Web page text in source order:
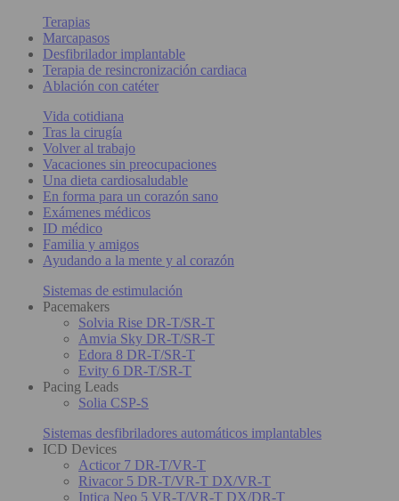
Terapias
Marcapasos
Desfibrilador implantable
Terapia de resincronización cardiaca
Ablación con catéter
Vida cotidiana
Tras la cirugía
Volver al trabajo
Vacaciones sin preocupaciones
Una dieta cardiosaludable
En forma para un corazón sano
Exámenes médicos
ID médico
Familia y amigos
Ayudando a la mente y al corazón
Sistemas de estimulación
Pacemakers
Solvia Rise DR-T/SR-T
Amvia Sky DR-T/SR-T
Edora 8 DR-T/SR-T
Evity 6 DR-T/SR-T
Pacing Leads
Solia CSP-S
Sistemas desfibriladores automáticos implantables
ICD Devices
Acticor 7 DR-T/VR-T
Rivacor 5 DR-T/VR-T DX/VR-T
Intica Neo 5 VR-T/VR-T DX/DR-T